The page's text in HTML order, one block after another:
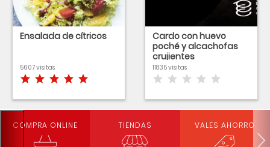
Ensalada de cítricos
5607 visitas
Cardo con huevo
poché y alcachofas
crujientes
11835 visitas
COMPRA ONLINE TIENDAS VALES AHORRO